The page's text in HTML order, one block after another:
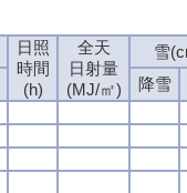
日照
時間
(h)
全天
日射量
(MJ/㎡)
雪
降雪
日照
時間
(h)
全天
日射量
(MJ/㎡)
雪
降雪
日照
時間
(h)
全天
日射量
(MJ/㎡)
雪
降雪
日照
時間
(h)
全天
日射量
(MJ/㎡)
雪
降雪